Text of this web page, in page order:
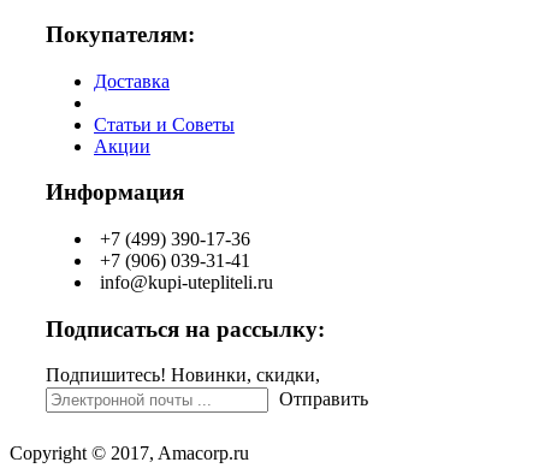
Покупателям:
Доставка
Статьи и Советы
Акции
Информация
+7 (499) 390-17-36
+7 (906) 039-31-41
info@kupi-utepliteli.ru
Подписаться на рассылку:
Подпишитесь! Новинки, скидки,
Отправить
Copyright © 2017, Amacorp.ru